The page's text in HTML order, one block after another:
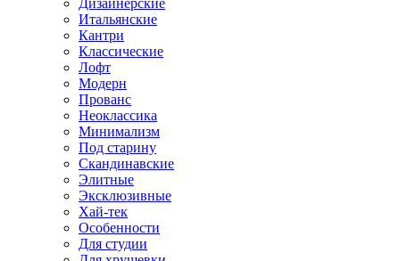
Дизайнерские
Итальянские
Кантри
Классические
Лофт
Модерн
Прованс
Неоклассика
Минимализм
Под старину
Скандинавские
Элитные
Эксклюзивные
Хай-тек
Особенности
Для студии